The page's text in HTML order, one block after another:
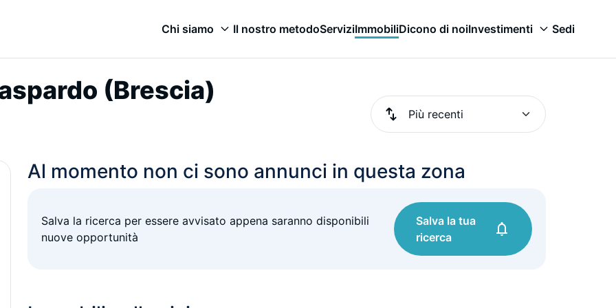
Chi siamo Il nostro metodoServiziImmobiliDicono di noiInvestimenti Sedi
(Brescia)
Al momento non ci sono annunci in questa zona
Salva la ricerca per essere avvisato appena saranno disponibili
nuove opportunità
Salva la tua
ricerca